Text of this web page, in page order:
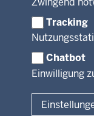
Tracking
Chatbot
Einwilligung
© 2026